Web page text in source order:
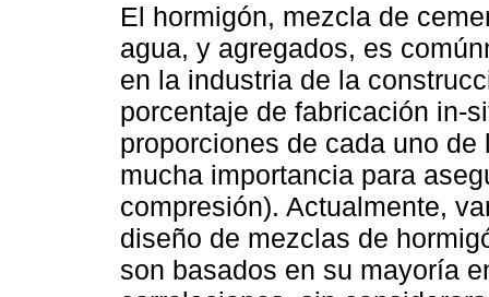
El hormigón, mezcla de
agua, y agregados, es
en la industria de la
porcentaje de fabricación in-
proporciones de cada uno
mucha importancia para
compresión). Actualmente,
diseño de mezclas de
son basados en su mayoría